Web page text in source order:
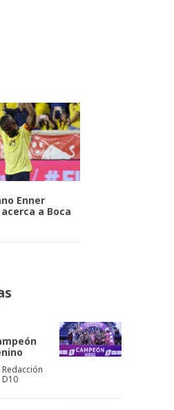
Enner
a Boca
Redacción
D10